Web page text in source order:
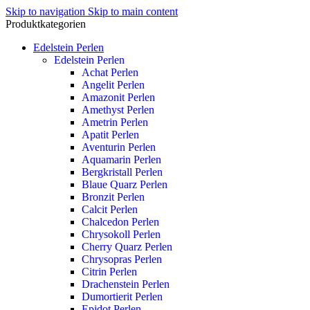
Skip to navigation Skip to main content
Produktkategorien
Edelstein Perlen
Edelstein Perlen
Achat Perlen
Angelit Perlen
Amazonit Perlen
Amethyst Perlen
Ametrin Perlen
Apatit Perlen
Aventurin Perlen
Aquamarin Perlen
Bergkristall Perlen
Blaue Quarz Perlen
Bronzit Perlen
Calcit Perlen
Chalcedon Perlen
Chrysokoll Perlen
Cherry Quarz Perlen
Chrysopras Perlen
Citrin Perlen
Drachenstein Perlen
Dumortierit Perlen